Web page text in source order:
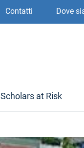
Contatti Dove
Scholars at Risk